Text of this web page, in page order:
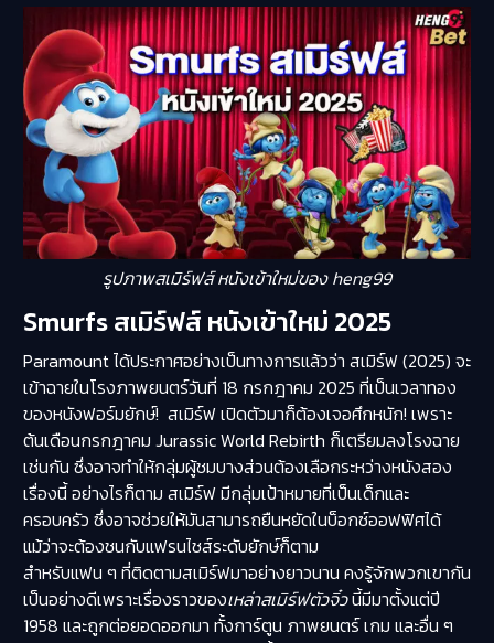
รูปภาพสเมิร์ฟส์ หนังเข้าใหม่ของ heng99
Smurfs สเมิร์ฟส์ หนังเข้าใหม่ 2025
Paramount ได้ประกาศอย่างเป็นทางการแล้วว่า สเมิร์ฟ (2025) จะ
เข้าฉายในโรงภาพยนตร์วันที่ 18 กรกฎาคม 2025 ที่เป็นเวลาทอง
ของหนังฟอร์มยักษ์! สเมิร์ฟ เปิดตัวมาก็ต้องเจอศึกหนัก! เพราะ
ต้นเดือนกรกฎาคม Jurassic World Rebirth ก็เตรียมลงโรงฉาย
เช่นกัน ซึ่งอาจทำให้กลุ่มผู้ชมบางส่วนต้องเลือกระหว่างหนังสอง
เรื่องนี้ อย่างไรก็ตาม สเมิร์ฟ มีกลุ่มเป้าหมายที่เป็นเด็กและ
ครอบครัว ซึ่งอาจช่วยให้มันสามารถยืนหยัดในบ็อกซ์ออฟฟิศได้
แม้ว่าจะต้องชนกับแฟรนไชส์ระดับยักษ์ก็ตาม
สำหรับแฟน ๆ ที่ติดตามสเมิร์ฟมาอย่างยาวนาน คงรู้จักพวกเขากัน
เป็นอย่างดีเพราะเรื่องราวของเหล่าสเมิร์ฟตัวจิ๋วนี้มีมาตั้งแต่ปี
1958 และถูกต่อยอดออกมา ทั้งการ์ตูน ภาพยนตร์ เกม และอื่น ๆ